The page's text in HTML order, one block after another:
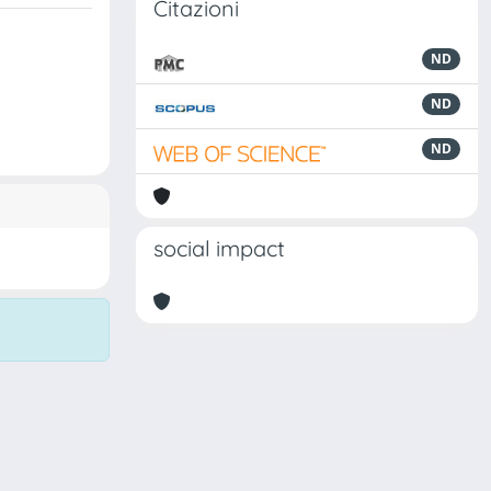
Citazioni
ND
ND
ND
social impact